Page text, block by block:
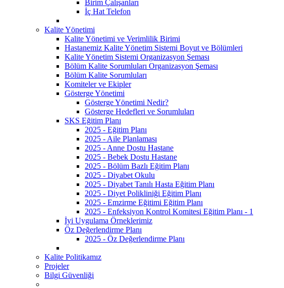
Birim Çalışanları
İç Hat Telefon
Kalite Yönetimi
Kalite Yönetimi ve Verimlilik Birimi
Hastanemiz Kalite Yönetim Sistemi Boyut ve Bölümleri
Kalite Yönetim Sistemi Organizasyon Şeması
Bölüm Kalite Sorumluları Organizasyon Şeması
Bölüm Kalite Sorumluları
Komiteler ve Ekipler
Gösterge Yönetimi
Gösterge Yönetimi Nedir?
Gösterge Hedefleri ve Sorumluları
SKS Eğitim Planı
2025 - Eğitim Planı
2025 - Aile Planlaması
2025 - Anne Dostu Hastane
2025 - Bebek Dostu Hastane
2025 - Bölüm Bazlı Eğitim Planı
2025 - Diyabet Okulu
2025 - Diyabet Tanılı Hasta Eğitim Planı
2025 - Diyet Polikliniği Eğitim Planı
2025 - Emzirme Eğitimi Eğitim Planı
2025 - Enfeksiyon Kontrol Komitesi Eğitim Planı - 1
İyi Uygulama Örneklerimiz
Öz Değerlendirme Planı
2025 - Öz Değerlendirme Planı
Kalite Politikamız
Projeler
Bilgi Güvenliği